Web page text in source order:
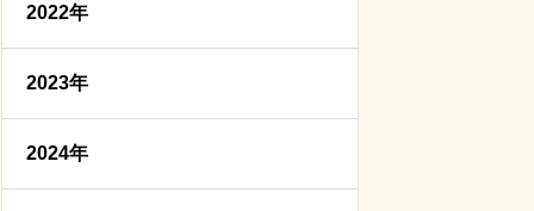
2022年
2023年
2024年